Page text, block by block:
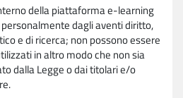
della piattaforma e-learning
dagli aventi diritto,
e di ricerca; non possono essere
in altro modo che non sia
dalla Legge o dai titolari e/o